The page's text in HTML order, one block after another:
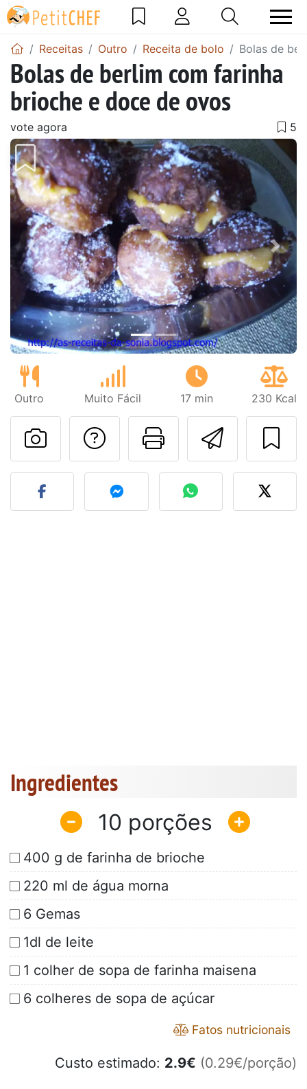
Receitas Outro Receita de bolo Bolas de
Bolas de berlim com farinha
brioche e doce de ovos
vote agora
Anterior Next
Outro Muito Fácil 17 min 230 Kcal
Imprima
Falar com o autor
Fez esta receita?
Ingredientes
10
400 g de farinha de brioche
220 ml de água morna
6 Gemas
1dl de leite
1 colher de sopa de farinha maisena
6 colheres de sopa de açúcar
Fatos nutricionais
Custo estimado: 2.9€ (0.29€/porção)